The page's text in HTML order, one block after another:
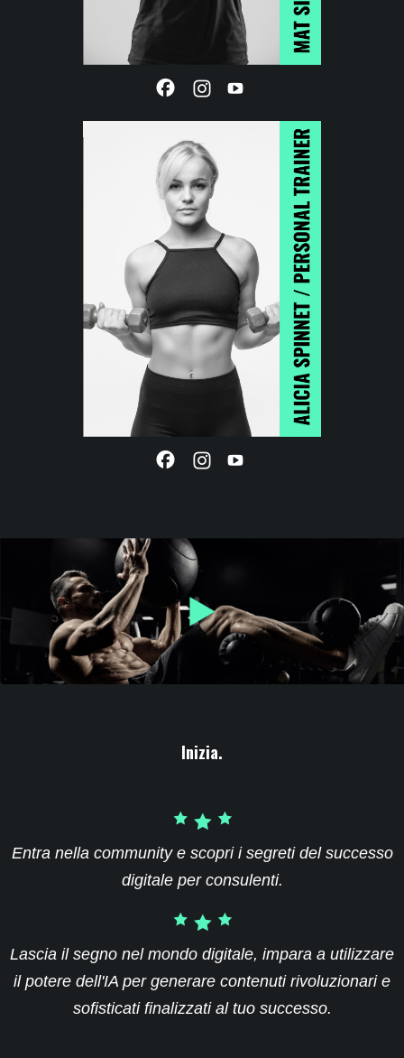
Inizia.
Entra nella community e scopri i segreti del successo
digitale per consulenti.
Lascia il segno nel mondo digitale, impara a utilizzare
il potere dell'IA per generare contenuti rivoluzionari e
sofisticati finalizzati al tuo successo.